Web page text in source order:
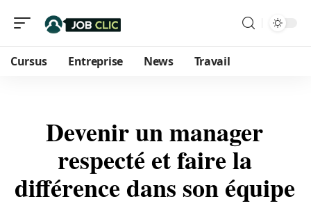
Cursus Entreprise News Travail
Devenir un manager
respecté et faire la
différence dans son équipe